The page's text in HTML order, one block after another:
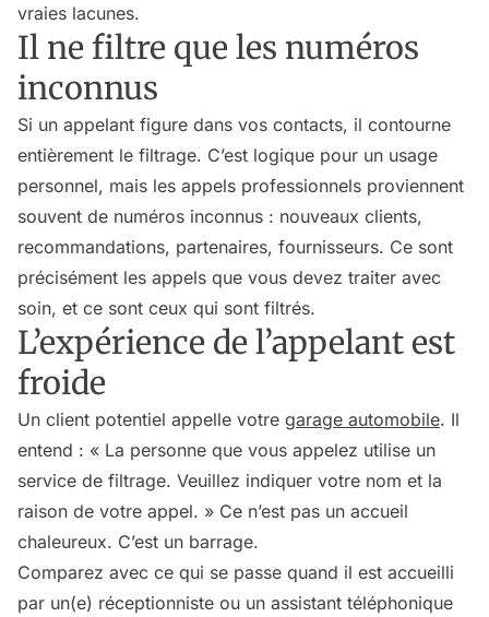
vraies lacunes.
Il ne filtre que les numéros
inconnus
Si un appelant figure dans vos contacts, il contourne
entièrement le filtrage. C’est logique pour un usage
personnel, mais les appels professionnels proviennent
souvent de numéros inconnus : nouveaux clients,
recommandations, partenaires, fournisseurs. Ce sont
précisément les appels que vous devez traiter avec
soin, et ce sont ceux qui sont filtrés.
L’expérience de l’appelant est
froide
Un client potentiel appelle votre garage automobile. Il
entend : « La personne que vous appelez utilise un
service de filtrage. Veuillez indiquer votre nom et la
raison de votre appel. » Ce n’est pas un accueil
chaleureux. C’est un barrage.
Comparez avec ce qui se passe quand il est accueilli
par un(e) réceptionniste ou un assistant téléphonique